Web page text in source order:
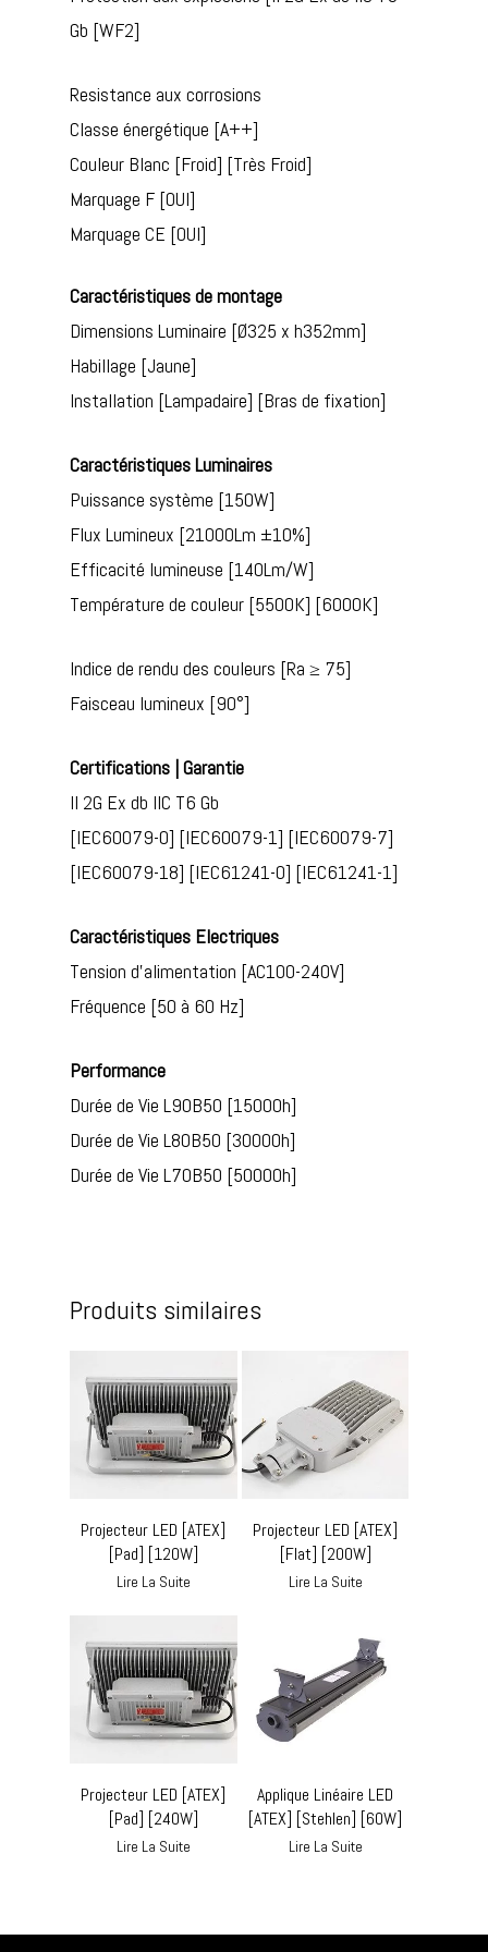
Gb [WF2]
Resistance aux corrosions
Classe énergétique [A++]
Couleur Blanc [Froid] [Très Froid]
Marquage F [OUI]
Marquage CE [OUI]
Caractéristiques de montage
Dimensions Luminaire [Ø325 x h352mm]
Habillage [Jaune]
Installation [Lampadaire] [Bras de fixation]
Caractéristiques Luminaires
Puissance système [150W]
Flux Lumineux [21000Lm ±10%]
Efficacité lumineuse [140Lm/W]
Température de couleur [5500K] [6000K]
Indice de rendu des couleurs [Ra ≥ 75]
Faisceau lumineux [90°]
Certifications | Garantie
II 2G Ex db IIC T6 Gb
[IEC60079-0] [IEC60079-1] [IEC60079-7]
[IEC60079-18] [IEC61241-0] [IEC61241-1]
Caractéristiques Electriques
Tension d’alimentation [AC100-240V]
Fréquence [50 à 60 Hz]
Performance
Durée de Vie L90B50 [15000h]
Durée de Vie L80B50 [30000h]
Durée de Vie L70B50 [50000h]
Produits similaires
Projecteur LED [ATEX]
[Pad] [120W]
Lire La Suite
Projecteur LED [ATEX]
[Flat] [200W]
Lire La Suite
Projecteur LED [ATEX]
[Pad] [240W]
Lire La Suite
Applique Linéaire LED
[ATEX] [Stehlen] [60W]
Lire La Suite